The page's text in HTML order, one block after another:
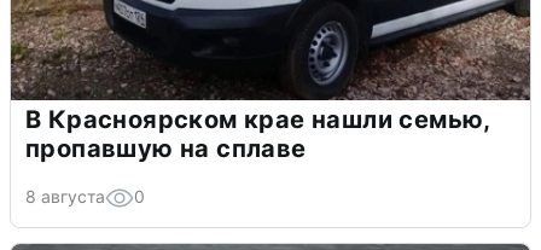
В Красноярском крае нашли семью,
пропавшую на сплаве
8 августа 0